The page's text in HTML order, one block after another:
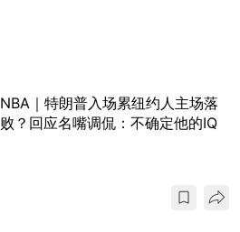
NBA｜特朗普入场累纽约人主场落
败？回应名嘴调侃：不确定他的IQ